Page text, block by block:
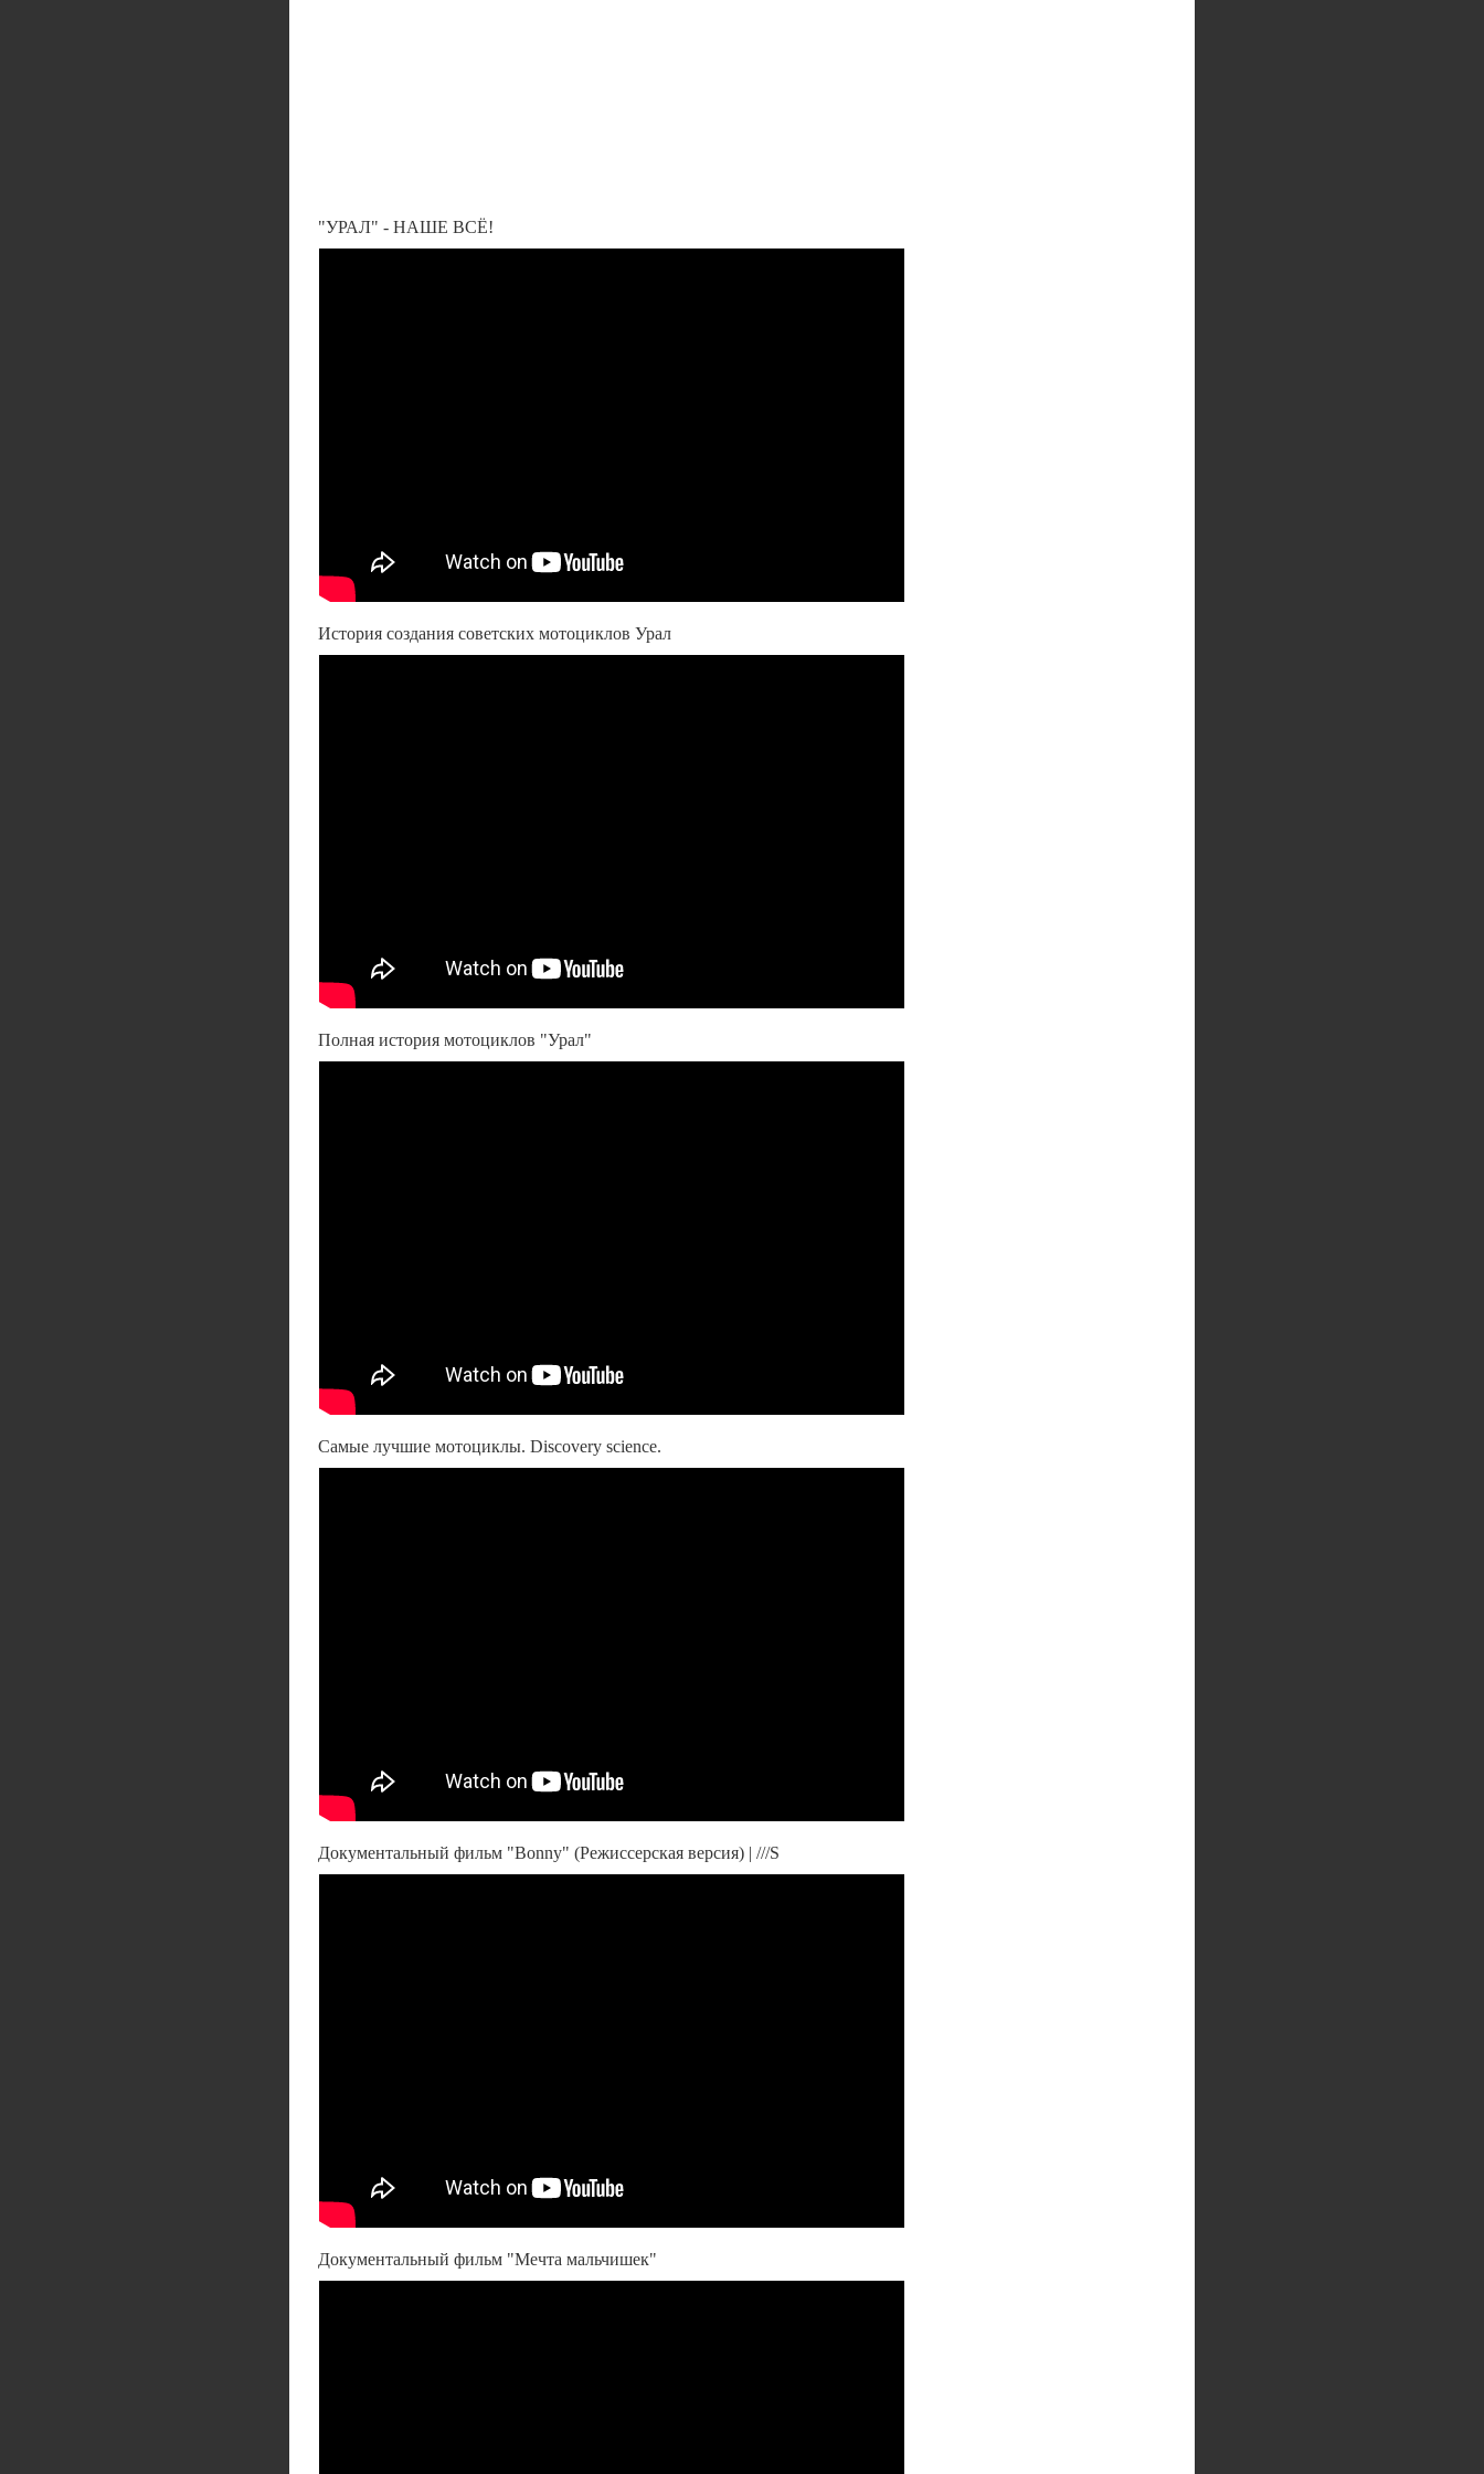
"УРАЛ" - НАШЕ ВСЁ!
История создания советских мотоциклов Урал
Полная история мотоциклов "Урал"
Самые лучшие мотоциклы. Discovery science.
Документальный фильм "Bonny" (Режиссерская версия) | ///S
Документальный фильм "Мечта мальчишек"